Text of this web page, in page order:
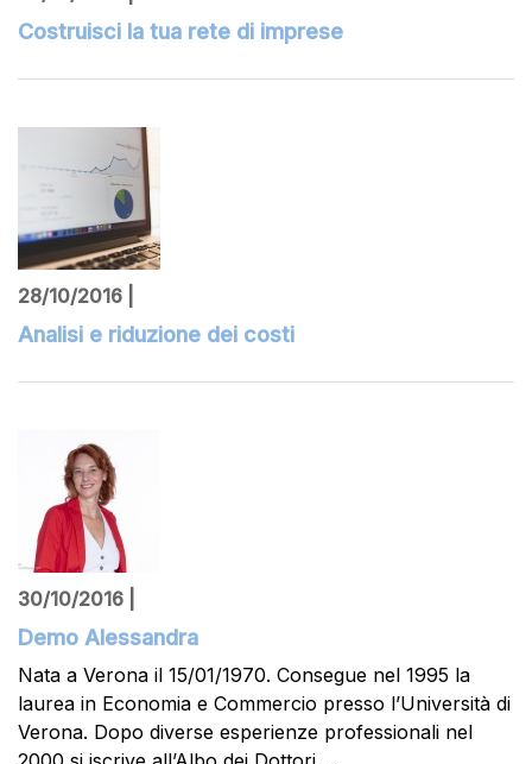
Costruisci la tua rete di imprese
28/10/2016 |
Analisi e riduzione dei costi
30/10/2016 |
Demo Alessandra
Nata a Verona il 15/01/1970. Consegue nel 1995 la
laurea in Economia e Commercio presso l’Università di
Verona. Dopo diverse esperienze professionali nel